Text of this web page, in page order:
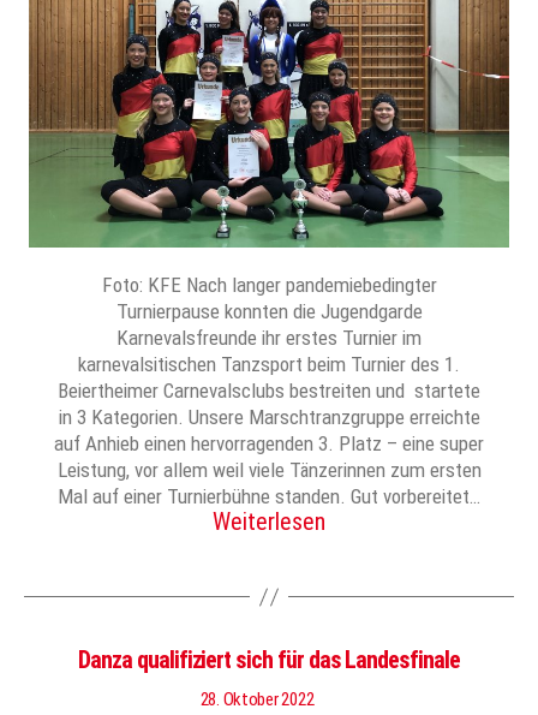
Foto: KFE Nach langer pandemiebedingter
Turnierpause konnten die Jugendgarde
Karnevalsfreunde ihr erstes Turnier im
karnevalsitischen Tanzsport beim Turnier des 1.
Beiertheimer Carnevalsclubs bestreiten und startete
in 3 Kategorien. Unsere Marschtranzgruppe erreichte
auf Anhieb einen hervorragenden 3. Platz – eine super
Leistung, vor allem weil viele Tänzerinnen zum ersten
Mal auf einer Turnierbühne standen. Gut vorbereitet…
Weiterlesen
Danza qualifiziert sich für das Landesfinale
28. Oktober 2022